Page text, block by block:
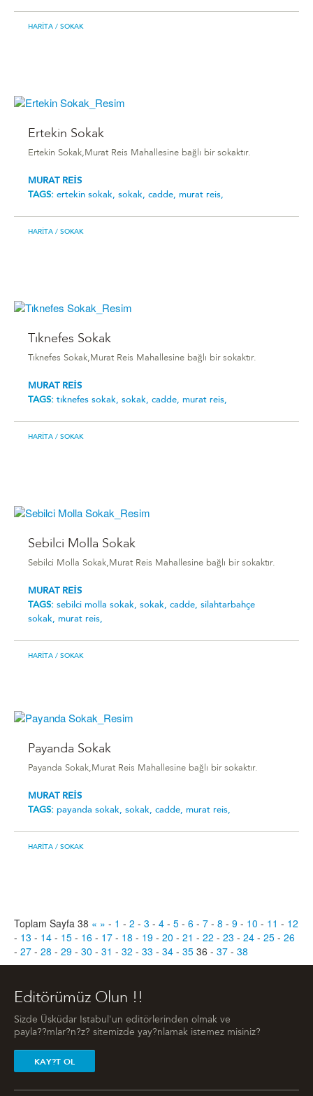
HARITA / SOKAK
Ertekin Sokak
Ertekin Sokak,Murat Reis Mahallesine bağlı bir sokaktır.
MURAT REİS
TAGS: ertekin sokak, sokak, cadde, murat reis,
HARITA / SOKAK
Tıknefes Sokak
Tıknefes Sokak,Murat Reis Mahallesine bağlı bir sokaktır.
MURAT REİS
TAGS: tıknefes sokak, sokak, cadde, murat reis,
HARITA / SOKAK
Sebilci Molla Sokak
Sebilci Molla Sokak,Murat Reis Mahallesine bağlı bir sokaktır.
MURAT REİS
TAGS: sebilci molla sokak, sokak, cadde, silahtarbahçe
sokak, murat reis,
HARITA / SOKAK
Payanda Sokak
Payanda Sokak,Murat Reis Mahallesine bağlı bir sokaktır.
MURAT REİS
TAGS: payanda sokak, sokak, cadde, murat reis,
HARITA / SOKAK
Toplam Sayfa 38 « » - 1 - 2 - 3 - 4 - 5 - 6 - 7 - 8 - 9 - 10 - 11 - 12
- 13 - 14 - 15 - 16 - 17 - 18 - 19 - 20 - 21 - 22 - 23 - 24 - 25 - 26
- 27 - 28 - 29 - 30 - 31 - 32 - 33 - 34 - 35 36 - 37 - 38
Editörümüz Olun !!
Sizde Üsküdar Istabul'un editörlerinden olmak ve
payla??mlar?n?z? sitemizde yay?nlamak istemez misiniz?
KAY?T OL